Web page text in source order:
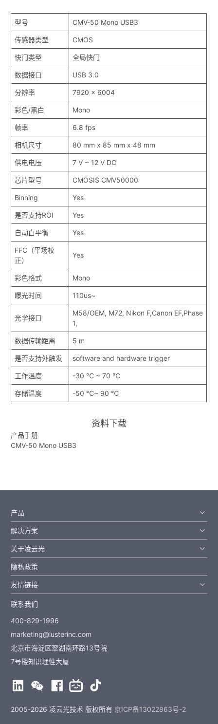
型号 CMV-50 Mono USB3
传感器类型 CMOS
快门类型 全局快门
数据接口 USB 3.0
分辨率 7920 x 6004
彩色/黑白 Mono
帧率 6.8 fps
相机尺寸 80 mm x 85 mm x 48 mm
供电电压 7 V ~ 12 V DC
芯片型号 CMOSIS CMV50000
Binning Yes
是否支持ROI Yes
自动白平衡 Yes
FFC（平场校
正）
Yes
彩色格式 Mono
曝光时间 110us~
光学接口
M58/OEM, M72, Nikon F,Canon EF,Phase
1,
数据传输距离 5 m
是否支持外触发 software and hardware trigger
工作温度 -30 ℃ ~ 70 ℃
存储温度 -50 ℃~ 90 ℃
资料下载
产品手册
CMV-50 Mono USB3
产品
解决方案
关于凌云光
隐私政策
友情链接
联系我们
400-829-1996
marketing@lusterinc.com
北京市海淀区翠湖南环路13号院
7号楼知识理性大厦
2005-2026 凌云光技术 版权所有 京ICP备13022863号-2